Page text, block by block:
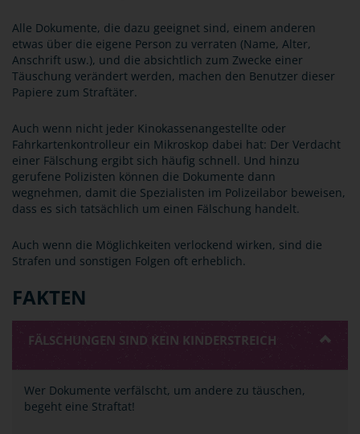
Alle Dokumente, die dazu geeignet sind, einem anderen
etwas über die eigene Person zu verraten (Name, Alter,
Anschrift usw.), und die absichtlich zum Zwecke einer
Täuschung verändert werden, machen den Benutzer dieser
Papiere zum Straftäter.
Auch wenn nicht jeder Kinokassenangestellte oder
Fahrkartenkontrolleur ein Mikroskop dabei hat: Der Verdacht
einer Fälschung ergibt sich häufig schnell. Und hinzu
gerufene Polizisten können die Dokumente dann
wegnehmen, damit die Spezialisten im Polizeilabor beweisen,
dass es sich tatsächlich um einen Fälschung handelt.
Auch wenn die Möglichkeiten verlockend wirken, sind die
Strafen und sonstigen Folgen oft erheblich.
FAKTEN
FÄLSCHUNGEN SIND KEIN KINDERSTREICH
Wer Dokumente verfälscht, um andere zu täuschen,
begeht eine Straftat!